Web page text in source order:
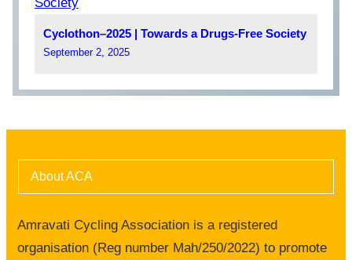
Cyclothon–2025 | Towards a Drugs-Free Society
September 2, 2025
About ACA
Amravati Cycling Association is a registered
organisation (Reg number Mah/250/2022) to promote